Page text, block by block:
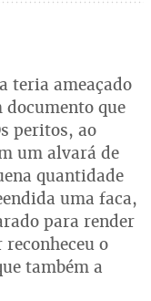
teria ameaçado
que
peritos, ao
um alvará de
quantidade
uma faca,
para render
o
também a